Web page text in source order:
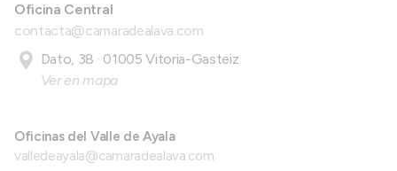
Oficina Central
contacta@camaradealava.com
Dato, 38 · 01005 Vitoria-Gasteiz
Ver en mapa
Oficinas del Valle de Ayala
valledeayala@camaradealava.com